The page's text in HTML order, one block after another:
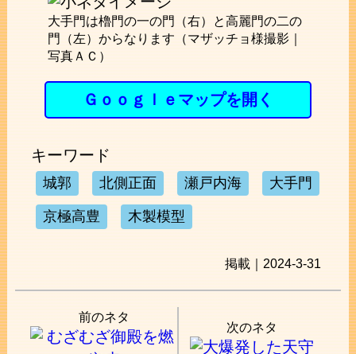
大手門は櫓門の一の門（右）と高麗門の二の
門（左）からなります（マザッチョ様撮影｜
写真ＡＣ）
Ｇｏｏｇｌｅマップを開く
キーワード
城郭 北側正面 瀬戸内海 大手門
京極高豊 木製模型
掲載｜2024-3-31
前のネタ
次のネタ